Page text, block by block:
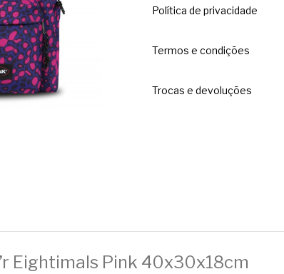
Política de privacidade
Termos e condições
Trocas e devoluções
Eightimals Pink 40x30x18cm